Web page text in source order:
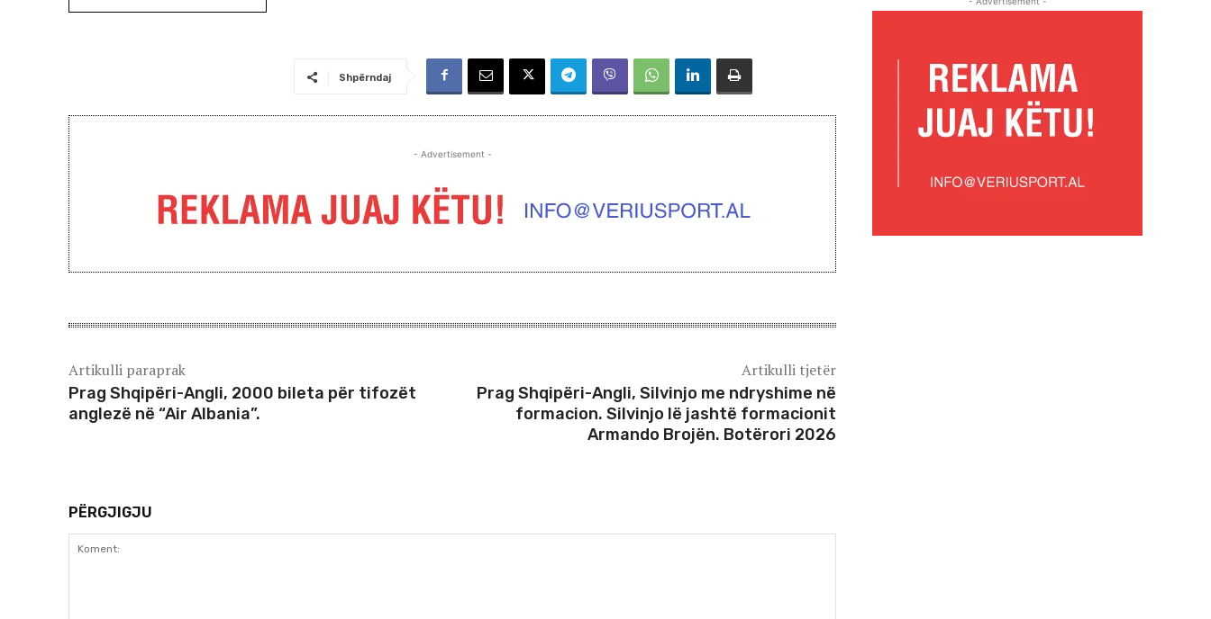
Shpërndaj
- Advertisement -
Artikulli paraprak
Prag Shqipëri-Angli, 2000 bileta për tifozët
anglezë në “Air Albania”.
Artikulli tjetër
Prag Shqipëri-Angli, Silvinjo me ndryshime në
formacion. Silvinjo lë jashtë formacionit
Armando Brojën. Botërori 2026
PËRGJIGJU